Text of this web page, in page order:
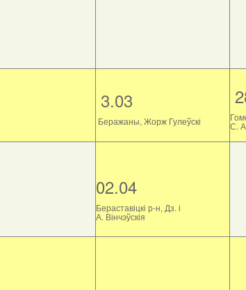
3.03
Беражаны, Жорж Гулеўскі С.
02.04
Бераставіцкі р-н, Дз. і
А. Вінчэўскія